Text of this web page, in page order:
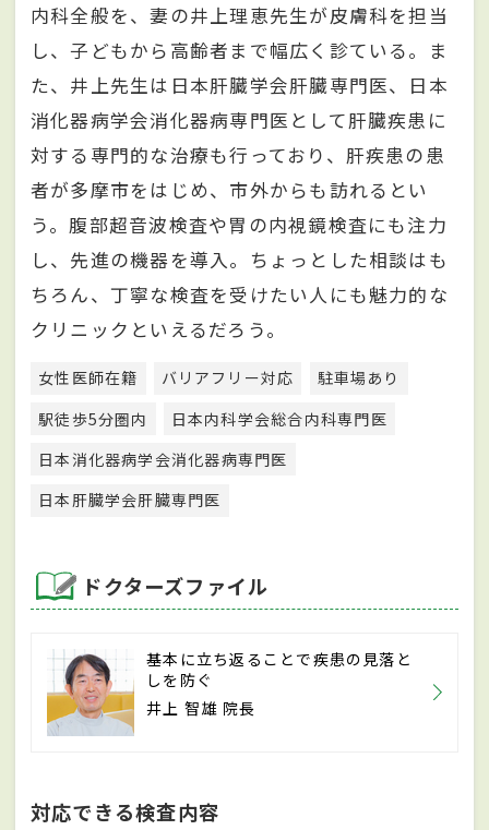
内科全般を、妻の井上理恵先生が皮膚科を担当
し、子どもから高齢者まで幅広く診ている。ま
た、井上先生は日本肝臓学会肝臓専門医、日本
消化器病学会消化器病専門医として肝臓疾患に
対する専門的な治療も行っており、肝疾患の患
者が多摩市をはじめ、市外からも訪れるとい
う。腹部超音波検査や胃の内視鏡検査にも注力
し、先進の機器を導入。ちょっとした相談はも
ちろん、丁寧な検査を受けたい人にも魅力的な
クリニックといえるだろう。
女性医師在籍 バリアフリー対応
駐車場あり
駅徒歩5分圏内
日本内科学会総合内科専門医
日本消化器病学会消化器病専門医
日本肝臓学会肝臓専門医
ドクターズファイル
基本に立ち返ることで疾患の見落と
しを防ぐ
井上 智雄 院長
対応できる検査内容